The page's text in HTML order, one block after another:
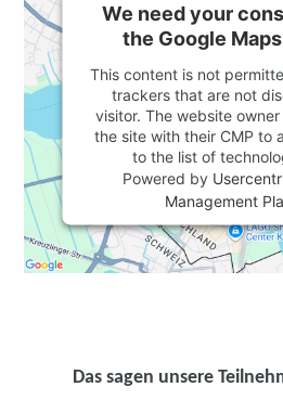
We need your
the Google
This content is not
trackers that are not
visitor. The website
the site with their CMP to
to the list of
Powered by
Management
Das sagen unsere